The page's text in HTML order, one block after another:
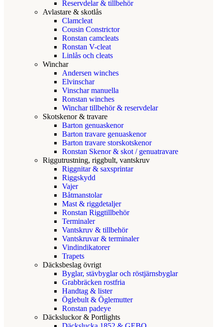
Reservdelar & tillbehör
Avlastare & skotlås
Clamcleat
Cousin Constrictor
Ronstan camcleats
Ronstan V-cleat
Linlås och cleats
Winchar
Andersen winches
Elvinschar
Vinschar manuella
Ronstan winches
Winchar tillbehör & reservdelar
Skotskenor & travare
Barton genuaskenor
Barton travare genuaskenor
Barton travare storskotskenor
Ronstan Skenor & skot / genuatravare
Riggutrustning, riggbult, vantskruv
Riggnitar & saxsprintar
Riggskydd
Vajer
Båtmanstolar
Mast & riggdetaljer
Ronstan Riggtillbehör
Terminaler
Vantskruv & tillbehör
Vantskruvar & terminaler
Vindindikatorer
Trapets
Däcksbeslag övrigt
Byglar, stävbyglar och röstjärnsbyglar
Grabbräcken rostfria
Handtag & lister
Öglebult & Öglemutter
Ronstan padeye
Däcksluckor & Portlights